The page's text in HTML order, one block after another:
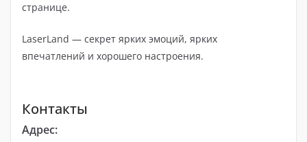
странице.
LaserLand — секрет ярких эмоций, ярких
впечатлений и хорошего настроения.
Контакты
Адрес: